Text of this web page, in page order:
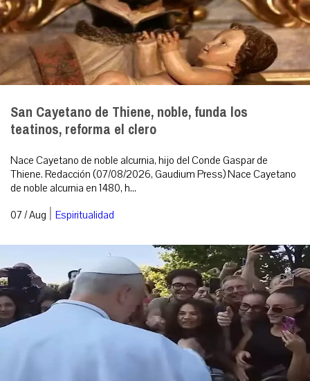
San Cayetano de Thiene, noble, funda los
teatinos, reforma el clero
Nace Cayetano de noble alcurnia, hijo del Conde Gaspar de
Thiene. Redacción (07/08/2026, Gaudium Press) Nace Cayetano
de noble alcurnia en 1480, h...
07 / Aug | Espiritualidad